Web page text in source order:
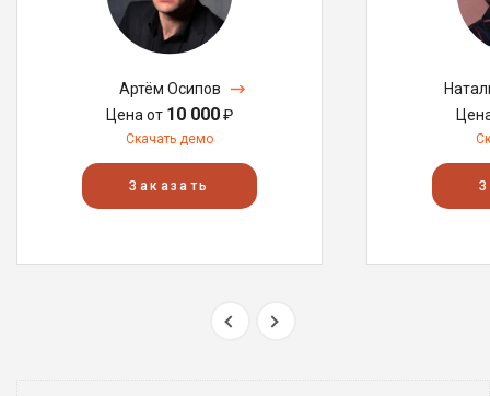
Артём Осипов
Цена от 10 000₽
Скачать демо
Заказать